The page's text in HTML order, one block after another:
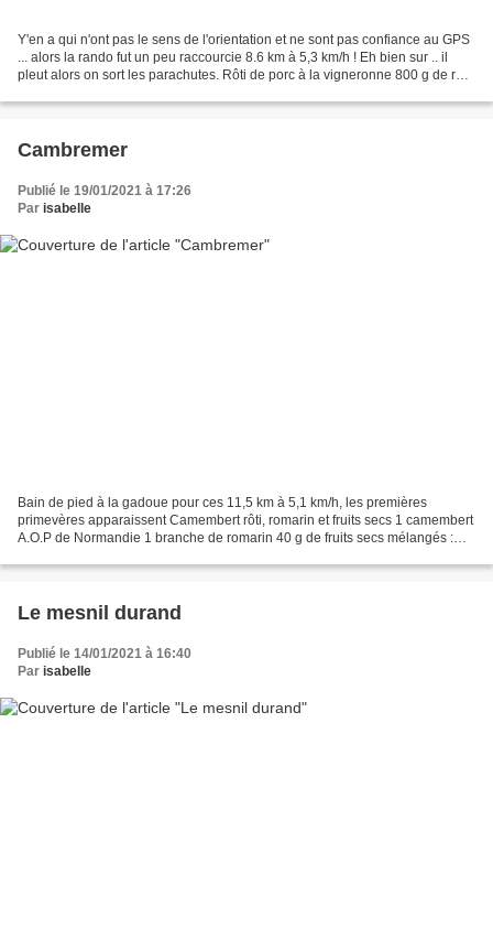
Y'en a qui n'ont pas le sens de l'orientation et ne sont pas confiance au GPS
... alors la rando fut un peu raccourcie 8.6 km à 5,3 km/h ! Eh bien sur .. il
pleut alors on sort les parachutes. Rôti de porc à la vigneronne 800 g de rôti
Cambremer
Publié le 19/01/2021 à 17:26
Par isabelle
Bain de pied à la gadoue pour ces 11,5 km à 5,1 km/h, les premières
primevères apparaissent Camembert rôti, romarin et fruits secs 1 camembert
A.O.P de Normandie 1 branche de romarin 40 g de fruits secs mélangés :
Le mesnil durand
Publié le 14/01/2021 à 16:40
Par isabelle